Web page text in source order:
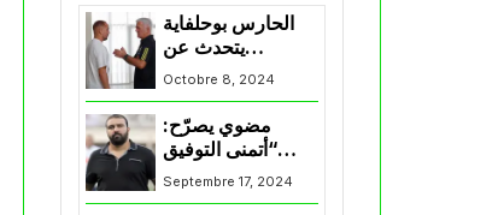
الحارس بوحلفاية
يتحدث عن
طموحاته مع
المنتخب و شباب
قسنطينة
Octobre 8, 2024
مضوي يصرّح:
“أتمنى التوفيق
لممثلي الكرة
الجزائرية في
Septembre 17, 2024